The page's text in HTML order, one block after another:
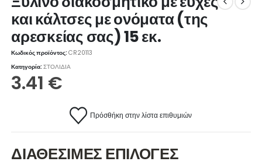
και κάλτσες με ονόματα (της
αρεσκείας σας) 15 εκ.
Κωδικός προϊόντος:CR20113
Κατηγορία:ΣΤΟΛΙΔΙΑ
3.41 €
Πρόσθήκη στην λίστα επιθυμιών
ΔΙΑΘΕΣΙΜΕΣ ΕΠΙΛΟΓΕΣ